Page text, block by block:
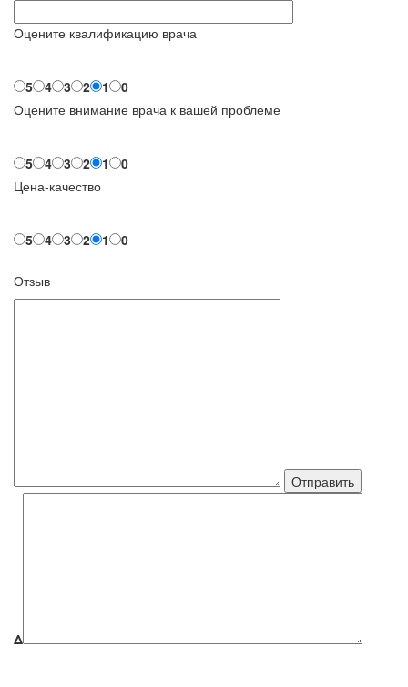
Оцените квалификацию врача
5 4 3 2 1
0
Оцените внимание врача к вашей проблеме
5 4 3 2 1
0
Цена-качество
5 4 3 2 1 0
Отзыв
Δ